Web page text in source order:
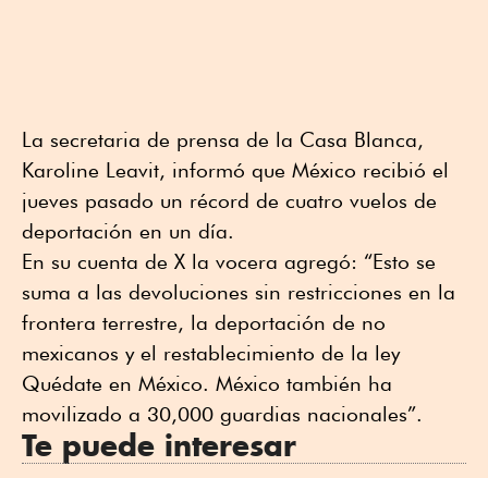
La secretaria de prensa de la Casa Blanca,
Karoline Leavit, informó que México recibió el
jueves pasado un récord de cuatro vuelos de
deportación en un día.
En su cuenta de X la vocera agregó: “Esto se
suma a las devoluciones sin restricciones en la
frontera terrestre, la deportación de no
mexicanos y el restablecimiento de la ley
Quédate en México. México también ha
movilizado a 30,000 guardias nacionales”.
Te puede interesar